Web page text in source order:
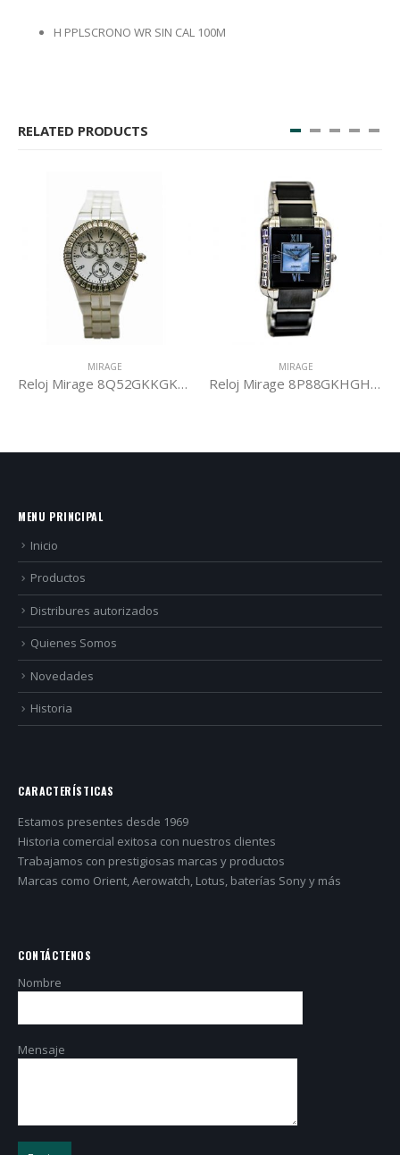
H PPLSCRONO WR SIN CAL 100M
RELATED PRODUCTS
MIRAGE
Reloj Mirage 8Q52GKKGK4W
MIRAGE
Reloj Mirage 8P88GKHGH3B
MENU PRINCIPAL
Inicio
Productos
Distribures autorizados
Quienes Somos
Novedades
Historia
CARACTERÍSTICAS
Estamos presentes desde 1969
Historia comercial exitosa con nuestros clientes
Trabajamos con prestigiosas marcas y productos
Marcas como Orient, Aerowatch, Lotus, baterías Sony y más
CONTÁCTENOS
Nombre
Mensaje